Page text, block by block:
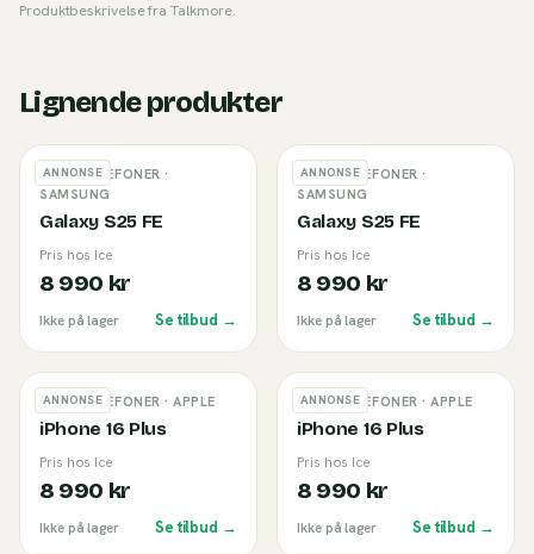
Produktbeskrivelse fraTalkmore.
Lignende produkter
ANNONSE
MOBILTELEFONER ·
SAMSUNG
Galaxy S25 FE
Pris hos Ice
8 990 kr
Ikke på lager Se tilbud →
ANNONSE
MOBILTELEFONER ·
SAMSUNG
Galaxy S25 FE
Pris hos Ice
8 990 kr
Ikke på lager Se tilbud →
ANNONSE
MOBILTELEFONER · APPLE
iPhone 16 Plus
Pris hos Ice
8 990 kr
Ikke på lager Se tilbud →
ANNONSE
MOBILTELEFONER · APPLE
iPhone 16 Plus
Pris hos Ice
8 990 kr
Ikke på lager Se tilbud →